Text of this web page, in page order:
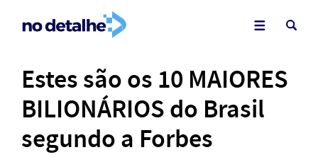
Estes são os 10 MAIORES
BILIONÁRIOS do Brasil
segundo a Forbes